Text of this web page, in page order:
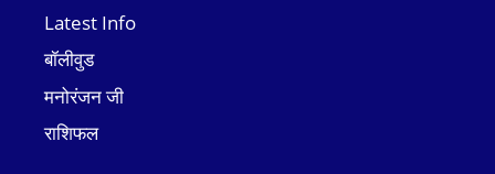
Latest Info
बॉलीवुड
मनोरंजन जी
राशिफल